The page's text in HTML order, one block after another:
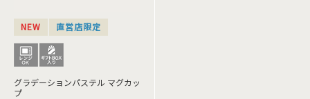
NEW 直営店限定
グラデーションパステル マグカッ
プ